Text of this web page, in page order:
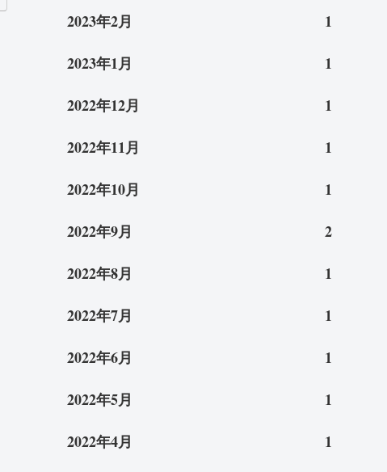
2023年2月
1
2023年1月
1
2022年12月
1
2022年11月
1
2022年10月
1
2022年9月
2
2022年8月
1
2022年7月
1
2022年6月
1
2022年5月
1
2022年4月
1